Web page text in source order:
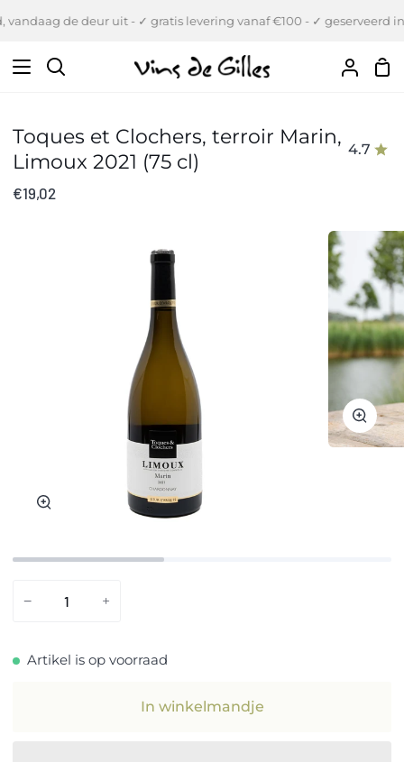
naar
inhoud
de deur uit - ✓ gratis levering vanaf €100 - ✓ geserveerd in
Zoeken
Uw
Toques et Clochers, terroir Marin,
Limoux 2021 (75 cl)
4.7
€19,02
Zoom
− +
Artikel is op voorraad
In winkelmandje